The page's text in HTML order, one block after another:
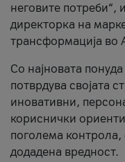
неговите потреби“,
директорка на
трансформација во
Со најновата
потврдува својата
иновативни,
кориснички
поголема
додадена вредност.